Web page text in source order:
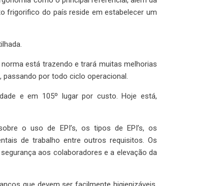
frigorifico do país reside em estabelecer um
está trazendo e trará muitas melhorias
passando por todo ciclo operacional.
e em 105º lugar por custo. Hoje está,
o uso de EPI’s, os tipos de EPI’s, os
de trabalho entre outros requisitos. Os
aos colaboradores e a elevação da